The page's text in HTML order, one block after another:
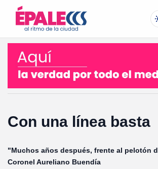
Con una línea basta
"Muchos años después, frente al pelotón
Coronel Aureliano Buendía